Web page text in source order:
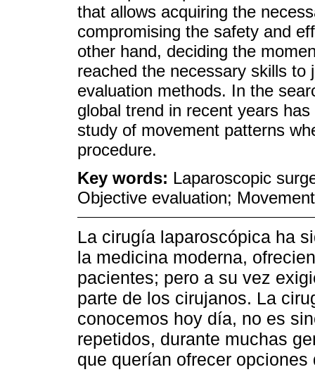
that allows acquiring the
compromising the safety and
other hand, deciding the
reached the necessary skills to
evaluation methods. In the
global trend in recent years
study of movement patterns
procedure.
Key words: Laparoscopic
Objective evaluation;
La cirugía laparoscópica ha
la medicina moderna,
pacientes; pero a su vez
parte de los cirujanos. La
conocemos hoy día, no es
repetidos, durante muchas
que querían ofrecer